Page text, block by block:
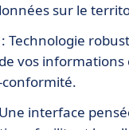
sur le
: Technologie
vos informations
interface